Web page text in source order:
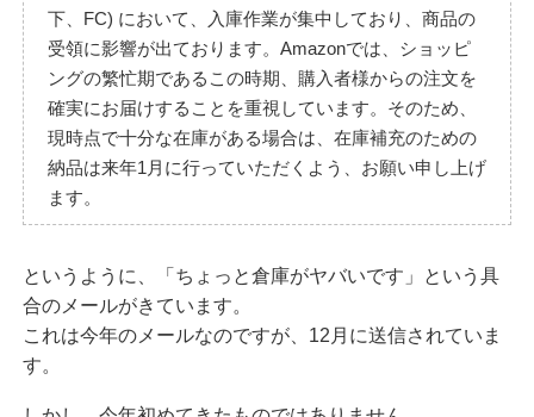
下、FC) において、入庫作業が集中しており、商品の
受領に影響が出ております。Amazonでは、ショッピ
ングの繁忙期であるこの時期、購入者様からの注文を
確実にお届けすることを重視しています。そのため、
現時点で十分な在庫がある場合は、在庫補充のための
納品は来年1月に行っていただくよう、お願い申し上げ
ます。
というように、「ちょっと倉庫がヤバいです」という具
合のメールがきています。
これは今年のメールなのですが、12月に送信されていま
す。